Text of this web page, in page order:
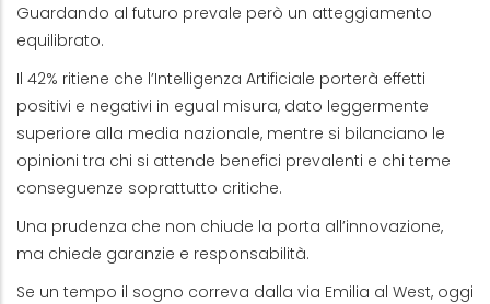
Guardando al futuro prevale però un atteggiamento
equilibrato.
Il 42% ritiene che l’Intelligenza Artificiale porterà effetti
positivi e negativi in egual misura, dato leggermente
superiore alla media nazionale, mentre si bilanciano le
opinioni tra chi si attende benefici prevalenti e chi teme
conseguenze soprattutto critiche.
Una prudenza che non chiude la porta all’innovazione,
ma chiede garanzie e responsabilità.
Se un tempo il sogno correva dalla via Emilia al West, oggi